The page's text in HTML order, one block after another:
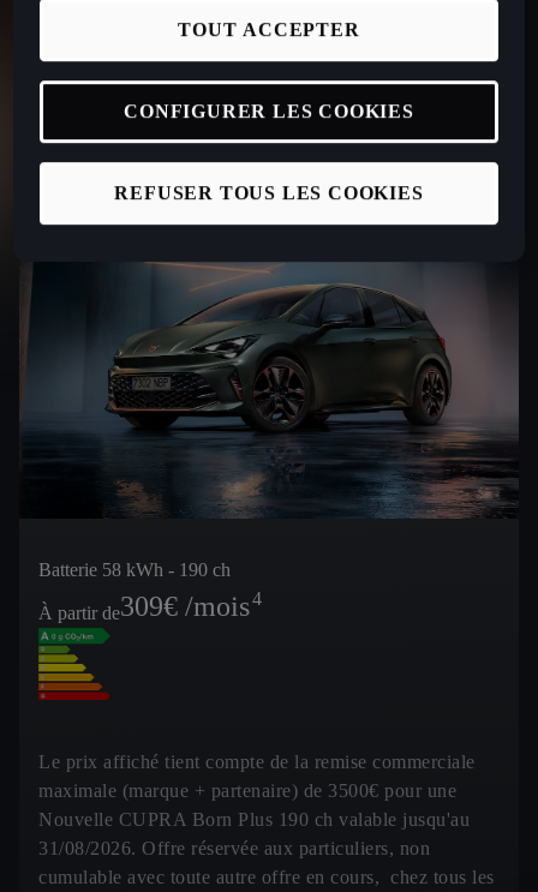
toute autre offre en cours, chez tous les Distributeurs
financement et valable jusqu’au 31/08/2026 pour toute
commande d’une CUPRA Raval VZ 226 ch passée
avant le 31/08/2026 et livrée avant le 31/08/2026.
Batterie 58 kWh - 190 ch
À partir de309€ /mois4
Le prix affiché tient compte de la remise commerciale
maximale (marque + partenaire) de 3500€ pour une
Nouvelle CUPRA Born Plus 190 ch valable jusqu'au
31/08/2026. Offre réservée aux particuliers, non
cumulable avec toute autre offre en cours, chez tous les
REFUSER TOUS LES COOKIES
TOUT ACCEPTER
CONFIGURER LES COOKIES